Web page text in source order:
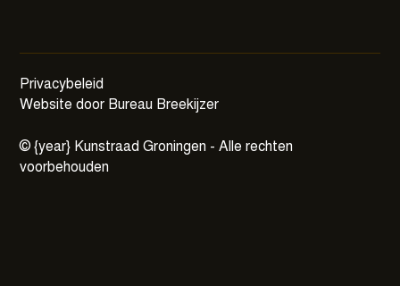
©{year} Kunstraad Groningen - Alle rechten
voorbehouden
Privacybeleid
Website door Bureau Breekijzer